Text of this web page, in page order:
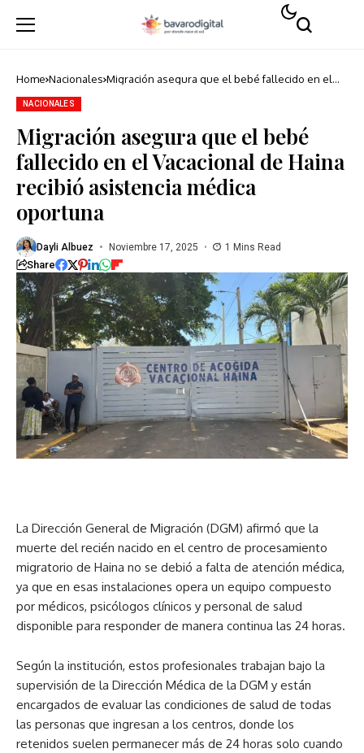
Home Nacionales Migración asegura que el bebé fallecido en el
NACIONALES
Migración asegura que el bebé
fallecido en el Vacacional de Haina
recibió asistencia médica
oportuna
Dayli Albuez Noviembre 17, 2025 1 Mins Read
Share
La Dirección General de Migración (DGM) afirmó que la
muerte del recién nacido en el centro de procesamiento
migratorio de Haina no se debió a falta de atención médica,
ya que en esas instalaciones opera un equipo compuesto
por médicos, psicólogos clínicos y personal de salud
disponible para responder de manera continua las 24 horas.
Según la institución, estos profesionales trabajan bajo la
supervisión de la Dirección Médica de la DGM y están
encargados de evaluar las condiciones de salud de todas
las personas que ingresan a los centros, donde los
retenidos suelen permanecer más de 24 horas solo cuando